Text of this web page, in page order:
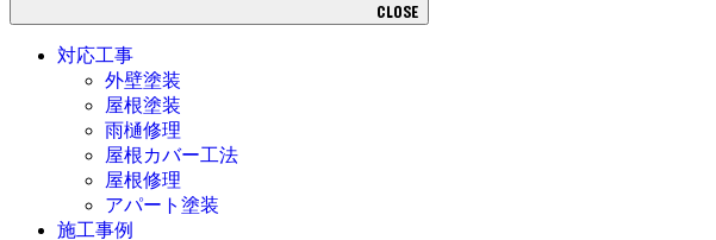
CLOSE
対応工事
外壁塗装
屋根塗装
雨樋修理
屋根カバー工法
屋根修理
アパート塗装
施工事例